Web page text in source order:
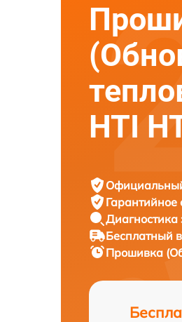
HTI
Диагностика
Бесплатный
Прошивка